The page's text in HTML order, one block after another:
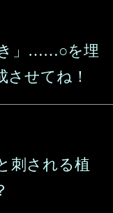
き」……○を埋
させてね！
刺される植